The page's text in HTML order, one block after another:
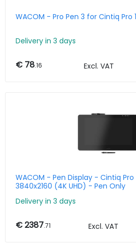
WACOM - Pro Pen 3 for Cintiq Pro
Delivery in 3 days
€ 78.16 Excl. VAT
WACOM - Pen Display - Cintiq
3840x2160 (4K UHD) - Pen Only
Delivery in 3 days
€ 2387.71 Excl. VAT